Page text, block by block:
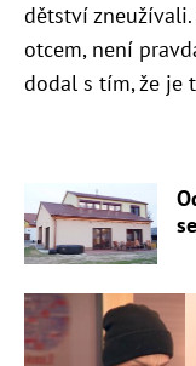
dětství zneužívali.
otcem, není
dodal s tím, že je